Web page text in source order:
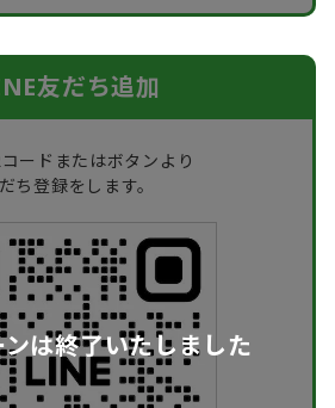
友だち追加
ードまたはボタンより
ち登録をします。
は終了いたしました